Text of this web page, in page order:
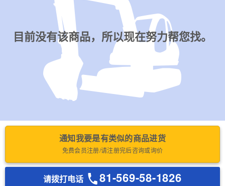
目前没有该商品，所以现在努力帮您找。
通知我要是有类似的商品进货
免费会员注册/请注册完后咨询或询价
请拨打电话 81-569-58-1826